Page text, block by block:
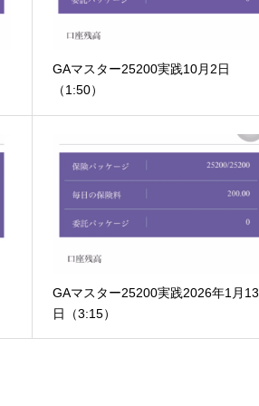
GAマスター25200実践10月2日
（1:50）
GAマスター25200実践2026年1月13
日（3:15）